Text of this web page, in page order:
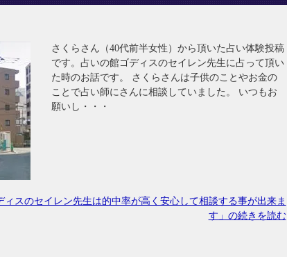
さくらさん（40代前半女性）から頂いた占い体験投稿
です。占いの館ゴディスのセイレン先生に占って頂い
た時のお話です。 さくらさんは子供のことやお金の
ことで占い師にさんに相談していました。 いつもお
願いし・・・
ィスのセイレン先生は的中率が高く安心して相談する事が出来ま
す」の続きを読む